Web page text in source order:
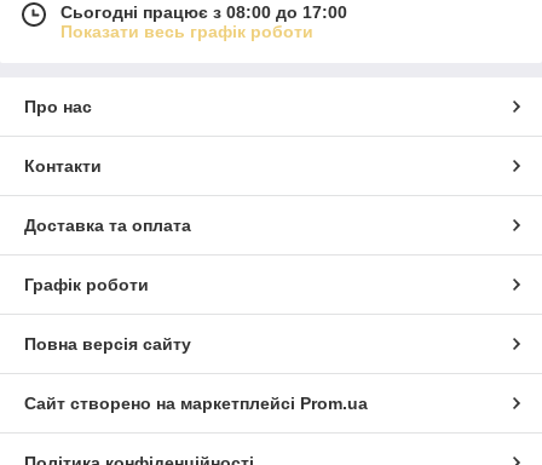
Сьогодні працює з 08:00 до 17:00
Показати весь графік роботи
Про нас
Контакти
Доставка та оплата
Графік роботи
Повна версія сайту
Сайт створено на маркетплейсі Prom.ua